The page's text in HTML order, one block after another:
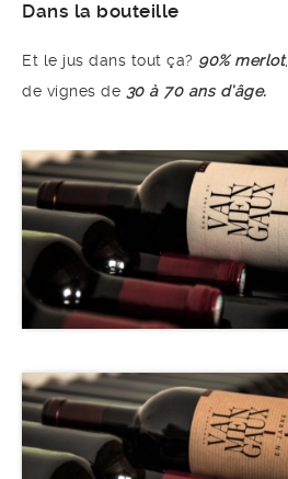
Dans la bouteille
Et le jus dans tout ça? 90% merlot,
de vignes de 30 à 70 ans d’âge.